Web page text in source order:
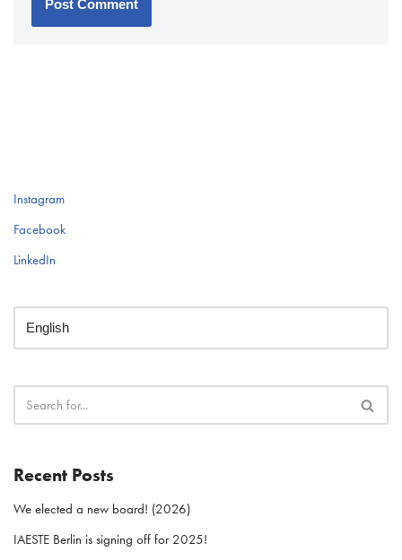
Instagram
Facebook
LinkedIn
Recent Posts
We elected a new board! (2026)
IAESTE Berlin is signing off for 2025!